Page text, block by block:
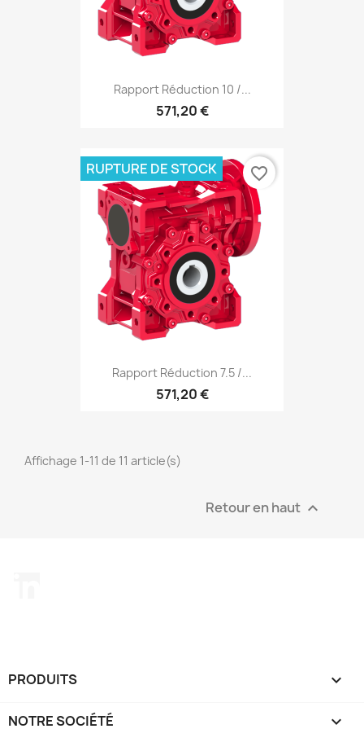
Rapport Réduction 10 /...
571,20 €
Rapport Réduction 7.5 /...
571,20 €
RUPTURE DE STOCK favorite_border
Affichage 1-11 de 11 article(s)
Retour en haut 
PRODUITS 
NOTRE SOCIÉTÉ 